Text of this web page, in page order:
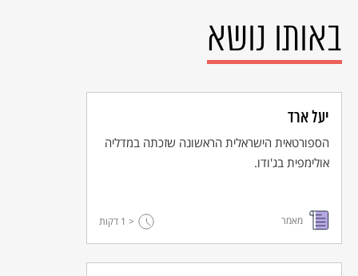
באותו נושא
יעל ארד
הספורטאית הישראלית הראשונה שזכתה במדליה
אולימפית בג'ודו.
מאמר < 1 דקות